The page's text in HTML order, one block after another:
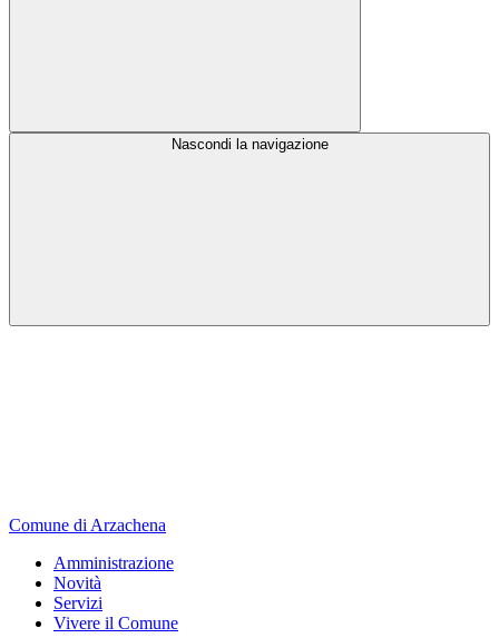
Nascondi la navigazione
Comune di Arzachena
Amministrazione
Novità
Servizi
Vivere il Comune